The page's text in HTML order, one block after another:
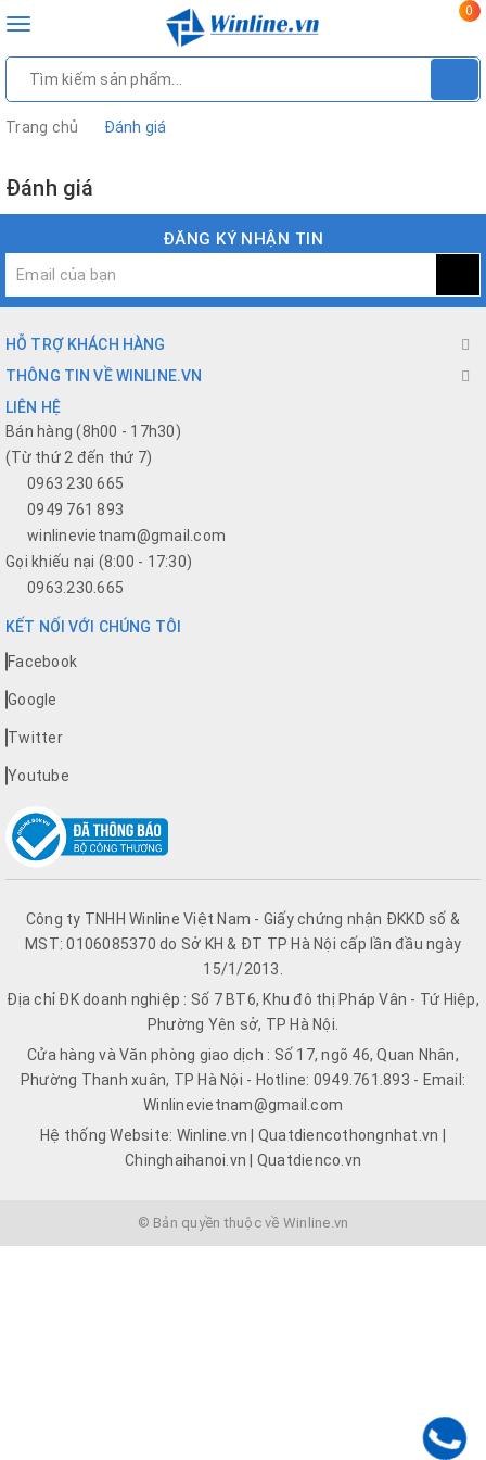
Toggle
0
Trang chủ Đánh giá
Đánh giá
ĐĂNG KÝ NHẬN TIN
HỖ TRỢ KHÁCH HÀNG
THÔNG TIN VỀ WINLINE.VN
LIÊN HỆ
Bán hàng (8h00 - 17h30)
(Từ thứ 2 đến thứ 7)
0963 230 665
0949 761 893
winlinevietnam@gmail.com
Gọi khiếu nại (8:00 - 17:30)
0963.230.665
KẾT NỐI VỚI CHÚNG TÔI
Facebook
Google
Twitter
Youtube
Công ty TNHH Winline Việt Nam - Giấy chứng nhận ĐKKD số &
MST: 0106085370 do Sở KH & ĐT TP Hà Nội cấp lần đầu ngày
15/1/2013.
Địa chỉ ĐK doanh nghiệp : Số 7 BT6, Khu đô thị Pháp Vân - Tứ Hiệp,
Phường Yên sở, TP Hà Nội.
Cửa hàng và Văn phòng giao dịch : Số 17, ngõ 46, Quan Nhân,
Phường Thanh xuân, TP Hà Nội - Hotline: 0949.761.893 - Email:
Winlinevietnam@gmail.com
Hệ thống Website: Winline.vn | Quatdiencothongnhat.vn |
Chinghaihanoi.vn | Quatdienco.vn
© Bản quyền thuộc về Winline.vn